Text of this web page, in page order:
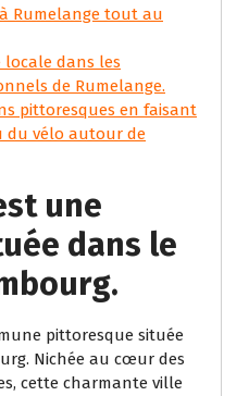
Rumelange tout au
locale dans les
de Rumelange.
pittoresques en faisant
du vélo autour de
une
dans le
pittoresque située
Nichée au cœur des
cette charmante ville